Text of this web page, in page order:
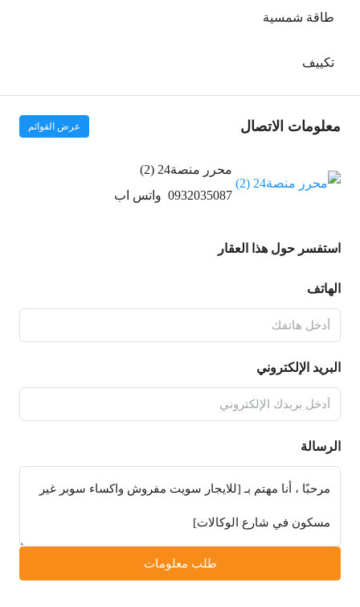
طاقة شمسية
تكييف
معلومات الاتصال عرض القوائم
محرر منصة24 (2)
0932035087 واتس اب
استفسر حول هذا العقار
الهاتف
البريد الإلكتروني
الرسالة
طلب معلومات